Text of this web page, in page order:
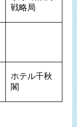
戦略局
ホテル千秋
閣